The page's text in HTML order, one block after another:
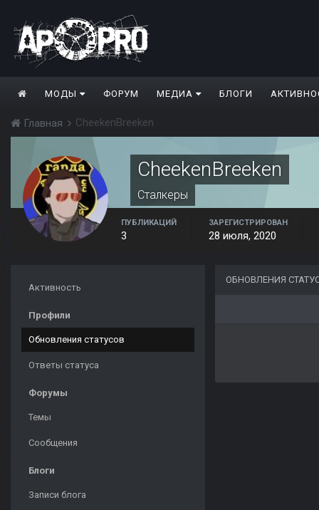
МОДЫ ФОРУМ МЕДИА БЛОГИ
Главная CheekenBreeken
CheekenBreeken
Сталкеры
ПУБЛИКАЦИЙ
3
ЗАРЕГИСТРИРОВАН
28 июля, 2020
Активность
Профили
Обновления статусов
Ответы статуса
Форумы
Темы
Сообщения
Блоги
Записи блога
ОБНОВЛЕНИЯ